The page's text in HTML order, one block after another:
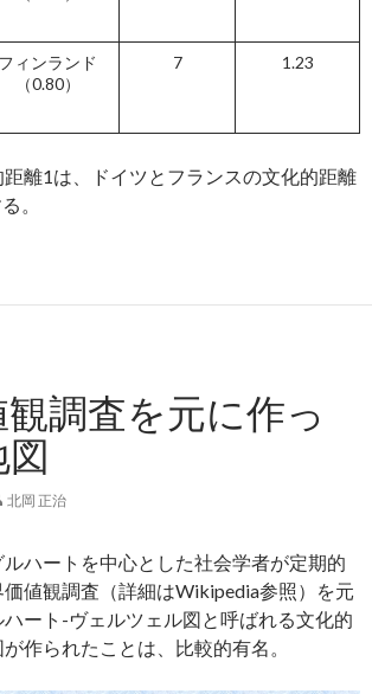
フィンランド
（0.80）
7 1.23
離1は、ドイツとフランスの文化的距離
。
調査を元に作っ
北岡 正治
ハートを中心とした社会学者が定期的
値観調査（詳細はWikipedia参照）を元
ート-ヴェルツェル図と呼ばれる文化的
作られたことは、比較的有名。